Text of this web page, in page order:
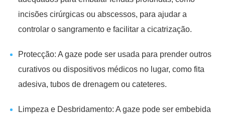
incisões cirúrgicas ou abscessos, para ajudar a
controlar o sangramento e facilitar a cicatrização.
Protecção: A gaze pode ser usada para prender outros
curativos ou dispositivos médicos no lugar, como fita
adesiva, tubos de drenagem ou cateteres.
Limpeza e Desbridamento: A gaze pode ser embebida